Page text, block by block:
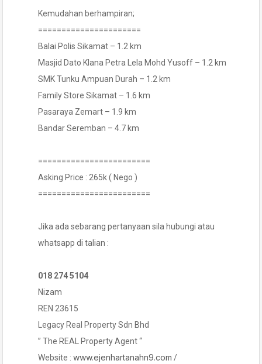
Kemudahan berhampiran;
======================
Balai Polis Sikamat – 1.2 km
Masjid Dato Klana Petra Lela Mohd Yusoff – 1.2 km
SMK Tunku Ampuan Durah – 1.2 km
Family Store Sikamat – 1.6 km
Pasaraya Zemart – 1.9 km
Bandar Seremban – 4.7 km
========================
Asking Price : 265k ( Nego )
========================
Jika ada sebarang pertanyaan sila hubungi atau
whatsapp di talian :
018 274 5104
Nizam
REN 23615
Legacy Real Property Sdn Bhd
” The REAL Property Agent “
Website : www.ejenhartanahn9.com /